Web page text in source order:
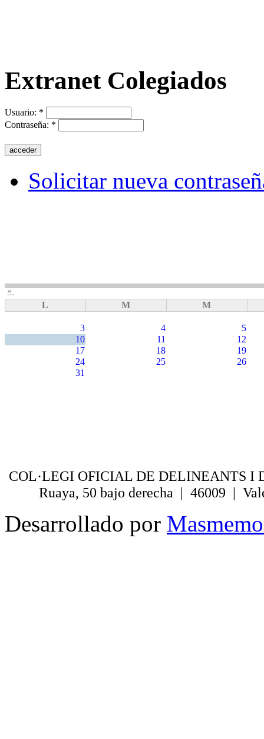
Extranet Colegiados
Usuario: *
Contraseña: *
Solicitar nueva
«
L
M M
3 4
5
10
11
12
17
18
19
24
25
26
31
COL·LEGI OFICIAL DE DELINEANTS I
Ruaya, 50 bajo derecha | 46009 |
Desarrollado por